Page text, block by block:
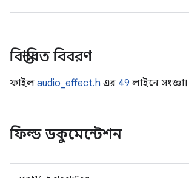
বিস্তারিত বিবরণ
ফাইল audio_effect.h এর 49 লাইনে সংজ্ঞা।
ফিল্ড ডকুমেন্টেশন